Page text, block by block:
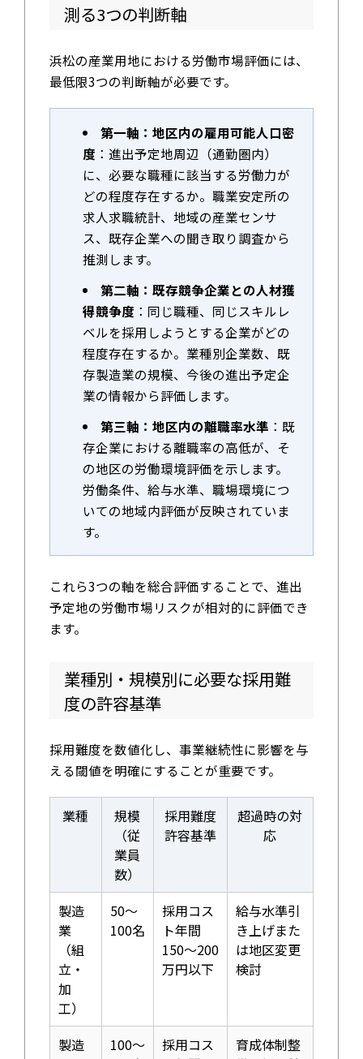
測る3つの判断軸
浜松の産業用地における労働市場評価には、
最低限3つの判断軸が必要です。
第一軸：地区内の雇用可能人口密
度：進出予定地周辺（通勤圏内）
に、必要な職種に該当する労働力が
どの程度存在するか。職業安定所の
求人求職統計、地域の産業センサ
ス、既存企業への聞き取り調査から
推測します。
第二軸：既存競争企業との人材獲
得競争度：同じ職種、同じスキルレ
ベルを採用しようとする企業がどの
程度存在するか。業種別企業数、既
存製造業の規模、今後の進出予定企
業の情報から評価します。
第三軸：地区内の離職率水準 ：既
存企業における離職率の高低が、そ
の地区の労働環境評価を示します。
労働条件、給与水準、職場環境につ
いての地域内評価が反映されていま
す。
これら3つの軸を総合評価することで、進出
予定地の労働市場リスクが相対的に評価でき
ます。
業種別・規模別に必要な採用難
度の許容基準
採用難度を数値化し、事業継続性に影響を与
える閾値を明確にすることが重要です。
業種
規模
（従
業員
数）
採用難度
許容基準
超過時の対
応
製造
業
（組
立・
加
工）
50〜
100名
採用コス
ト年間
150〜200
万円以下
給与水準引
き上げまた
は地区変更
検討
製造
100〜
採用コス
育成体制整